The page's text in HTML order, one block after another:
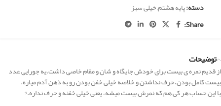
دسته:پایه هشتم,خیلی سبز
Share:
توضیحات
از قدیم نمره ی بیست برای خودش جایگاه و شان و مقام خاصی داشت.یه جورایی عدد
بیست کامل بودن،حرف نداشتن و خلاصه خیلی خفن بودن رو به ذهن آدم میاره.
با این حساب هر کی هم که نمرش بیست میشه، یعنی خیلی خفنه و حرف نداره.?